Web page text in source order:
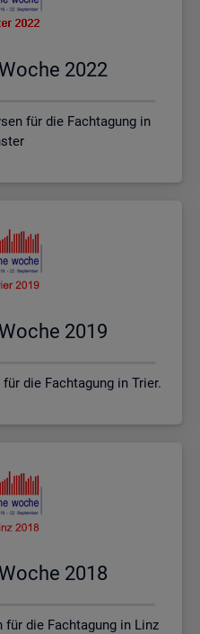
2022
für die Fachtagung in
2019
die Fachtagung in Trier.
2018
für die Fachtagung in Linz